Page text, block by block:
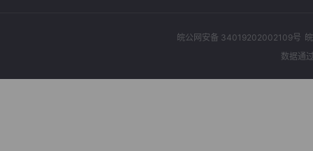
皖公网安备 34019202002109号
数据通